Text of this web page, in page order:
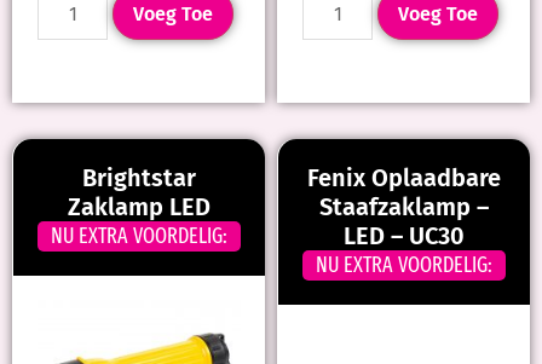
Voeg Toe Voeg Toe
Brightstar
Zaklamp LED
NU EXTRA VOORDELIG:
Fenix Oplaadbare
Staafzaklamp –
LED – UC30
NU EXTRA VOORDELIG: